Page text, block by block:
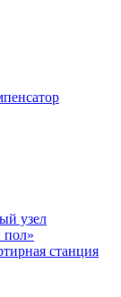
узел
пол»
станция